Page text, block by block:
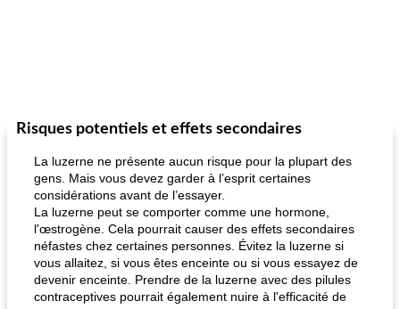
Risques potentiels et effets secondaires
La luzerne ne présente aucun risque pour la plupart des
gens. Mais vous devez garder à l’esprit certaines
considérations avant de l’essayer.
La luzerne peut se comporter comme une hormone,
l'œstrogène. Cela pourrait causer des effets secondaires
néfastes chez certaines personnes. Évitez la luzerne si
vous allaitez, si vous êtes enceinte ou si vous essayez de
devenir enceinte. Prendre de la luzerne avec des pilules
contraceptives pourrait également nuire à l'efficacité de